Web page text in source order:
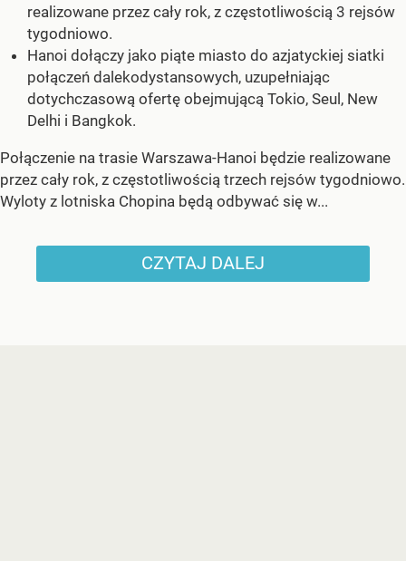
realizowane przez cały rok, z częstotliwością 3 rejsów
tygodniowo.
Hanoi dołączy jako piąte miasto do azjatyckiej siatki
połączeń dalekodystansowych, uzupełniając
dotychczasową ofertę obejmującą Tokio, Seul, New
Delhi i Bangkok.
Połączenie na trasie Warszawa-Hanoi będzie realizowane
przez cały rok, z częstotliwością trzech rejsów tygodniowo.
Wyloty z lotniska Chopina będą odbywać się w...
CZYTAJ DALEJ